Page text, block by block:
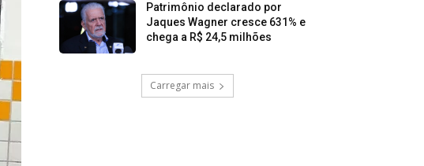
Patrimônio declarado por
Jaques Wagner cresce 631% e
chega a R$ 24,5 milhões
Carregar mais